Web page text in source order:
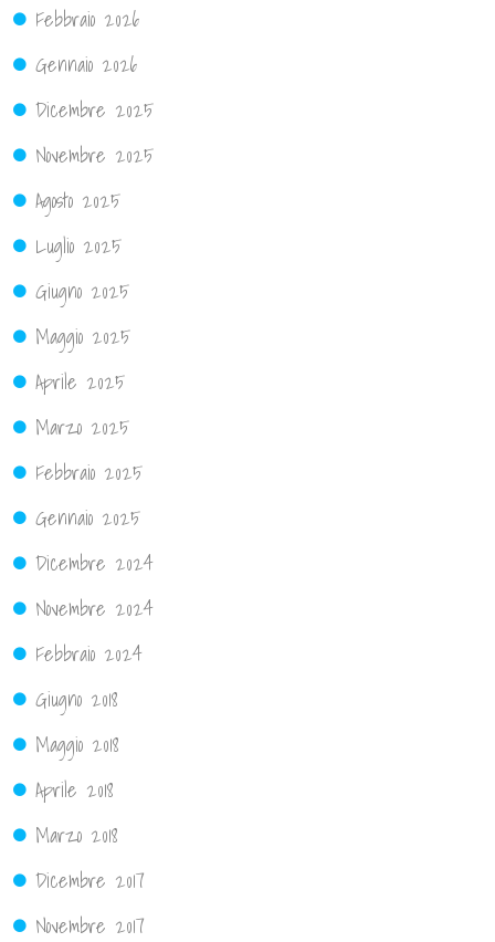
Febbraio 2026
Gennaio 2026
Dicembre 2025
Novembre 2025
Agosto 2025
Luglio 2025
Giugno 2025
Maggio 2025
Aprile 2025
Marzo 2025
Febbraio 2025
Gennaio 2025
Dicembre 2024
Novembre 2024
Febbraio 2024
Giugno 2018
Maggio 2018
Aprile 2018
Marzo 2018
Dicembre 2017
Novembre 2017